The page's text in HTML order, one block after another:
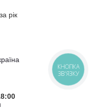
рік
КНОПКА
ЗВ'ЯЗКУ